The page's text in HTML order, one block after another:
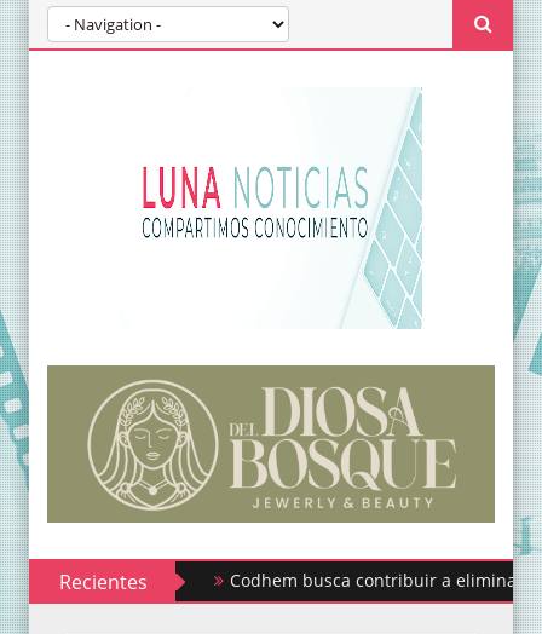
Recientes
Codhem busca contribuir a eliminar los
Sindicato de Maestros al Servicio del